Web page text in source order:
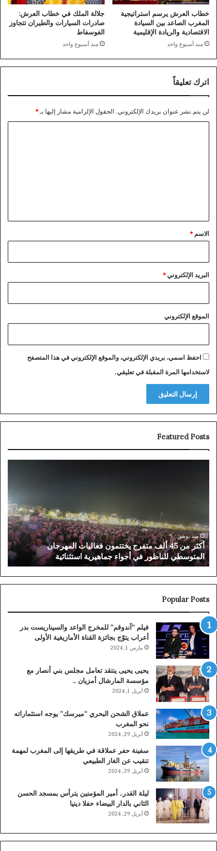
خطاب العرش يرسم استراتيجية
المغرب الصاعد بين السيادة
الاقتصادية والريادة الإقليمية
منذ أسبوع واحد
جلالة الملك في خطاب العرش:
صادرات السيارات والطيران تتجاوز
الفوسفاط
منذ أسبوع واحد
اترك تعليقاً
لن يتم نشر عنوان بريدك الإلكتروني. الحقول الإلزامية مشار إليها بـ*
*
الاسم *
البريد الإلكتروني*
الموقع الإلكتروني
احفظ اسمي، بريدي الإلكتروني، والموقع الإلكتروني في هذا المتصفح
لاستخدامها المرة المقبلة في تعليقي.
Featured Posts
فعاليات
المهرجان
المتوسطي
للناظور
في
أجواء
جماهيرية
استثنائية
منذ يومين
أكثر من 45 ألف متفرج يختتمون فعاليات المهرجان
المتوسطي للناظور في أجواء جماهيرية استثنائية
في
Popular Posts
فيلم “آندوقم” للمخرج الواعد والسيناريست بدر
أعراب يتوّج بجائزة القناة الأمازيغية الأولى
مارس 1, 2024
يحيى يحيى ينتقد تعامل مجلس بني أنصار مع
مؤسسة المارشال أمزيان ..
أبريل 1, 2024
عملاق الشحن البحري “ميرسك” يوجه استثماراته
نحو المغرب
أبريل 29, 2024
سفينة حفر عملاقة في طريقها إلى المغرب لمهمة
تنقيب عن الغاز الطبيعي
أبريل 29, 2024
ليلة القدر.. أمير المؤمنين يترأس بمسجد الحسن
الثاني بالدار البيضاء حفلا دينيا
أبريل 29, 2024